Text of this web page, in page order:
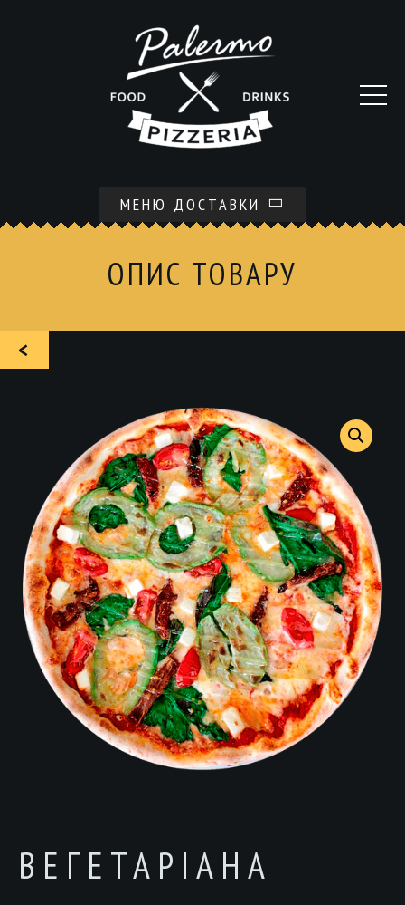
МЕНЮ ДОСТАВКИ
ОПИС ТОВАРУ
<
ВЕГЕТАРІАНА